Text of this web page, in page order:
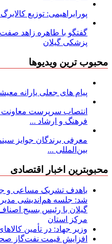
پورابراهیمی: توزیع
گفتگو با طاهره زاهد
پزشکی گیلان
محبوب ترین ویدیوها
پیام های جعلی یارانه
انتصاب سرپرست معاونت
فرهنگ و ارشاد ...
معرفی برندگان جوایز
بین‌المللی ...
محبوبترین اخبار اقتصادی
باهدف تشریک مساعی و
شد: جلسه هم‌اندیشی
گیلان با رئیس بسیج
مركز استان
وزیر جهاد: در تأمین
افزایش قیمت نفت‌گاز